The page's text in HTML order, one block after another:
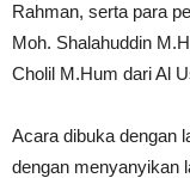
Rahman, serta para
Moh. Shalahuddin
Cholil M.Hum dari Al
Acara dibuka dengan
dengan menyanyikan